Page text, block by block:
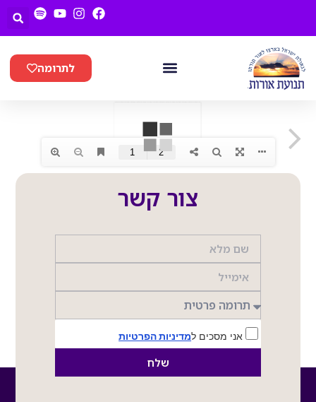
לתרומה
צור קשר
אני מסכים למדיניות הפרטיות
שלח